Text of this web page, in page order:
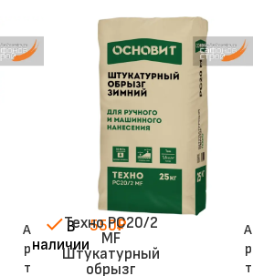
А
р
т
В
наличии
550₽
Техно PC20/2
MF
Штукатурный
обрызг
А
р
т